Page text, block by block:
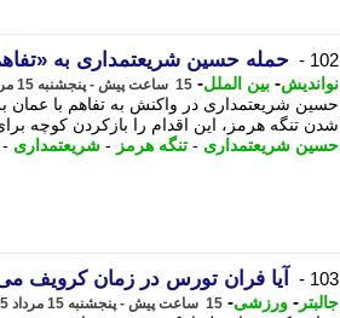
102 - حمله حسین شریعتمداری به
نواندیش- بین الملل- 15 ساعت پیش - پنجشنبه 15 مرداد 1405، 10:41
حسین شریعتمداری در واکنش به تفاهم با عمان
شدن تنگه هرمز، این اقدام را بازکردن کوچه
حسین شریعتمداری - تنگه هرمز - شریعتمداری -
103 - آیا فران تورس در زمان کرویف
جالبتر - ورزشی- 15 ساعت پیش - پنجشنبه 15 مرداد 1405، 10:37